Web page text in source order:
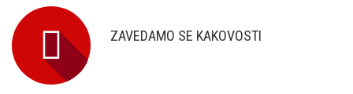
ZAVEDAMO SE KAKOVOSTI